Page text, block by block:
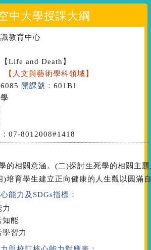
中大學授課大綱
教育中心
【Life and Death】
【人文與藝術學科領域】
開課號： 601B1
07-8012008#1418
的相關意涵。(二)探討生死學的相關主
)培育學生建立正向健康的人生觀以圓滿
能力 及SDGs指標 ：
知能
習力